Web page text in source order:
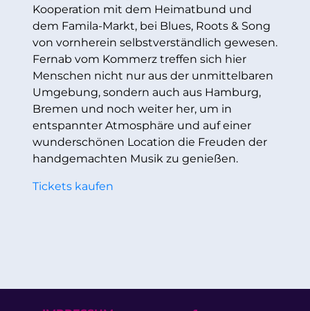
Kooperation mit dem Heimatbund und
dem Famila-Markt, bei Blues, Roots & Song
von vornherein selbstverständlich gewesen.
Fernab vom Kommerz treffen sich hier
Menschen nicht nur aus der unmittelbaren
Umgebung, sondern auch aus Hamburg,
Bremen und noch weiter her, um in
entspannter Atmosphäre und auf einer
wunderschönen Location die Freuden der
handgemachten Musik zu genießen.
Tickets kaufen